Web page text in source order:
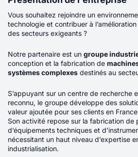
Réinitialiser la recherche
Récence Pertinence
Nouveau
Vous souhaitez rejoindre un
technologie et contribuer à
des secteurs exigeants ?
Notre partenaire est un groupe
conception et la fabrication de
systèmes complexes destinés au
S’appuyant sur un centre de recherche
reconnu, le groupe développe des
valeur ajoutée pour ses clients en
Son activité repose sur la fabrication de
d’équipements techniques et
nécessitant un haut niveau d’expertise
industrialisation.
Pièce jointes*
Déposer un CV (PDF)
Lien vers votre profil LinkedIn
de gestion des données
Envoyer votre
Téléphone *
Qui souhaitez-vous
Prénom
Nom*
Mail*